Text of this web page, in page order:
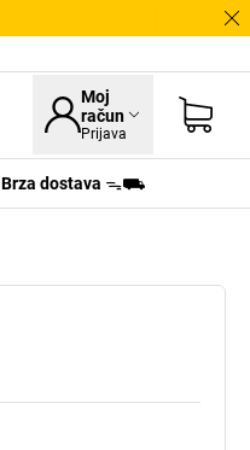
Moj
račun
Prijava
Brza dostava ᯓ⛟